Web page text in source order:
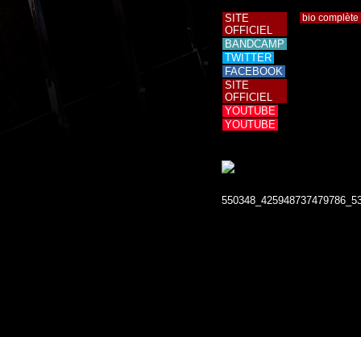
SITE
OFFICIEL
BANDCAMP
TWITTER
FACEBOOK
SITE
OFFICIEL
YOUTUBE
YOUTUBE
bio complète